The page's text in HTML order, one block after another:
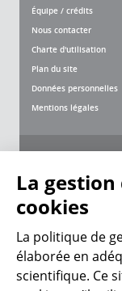
Équipe / crédits
Nous contacter
Charte d'utilisation
Plan du site
Données personnelles
Mentions légales
La gestion
cookies
La politique de
élaborée en
scientifique. Ce